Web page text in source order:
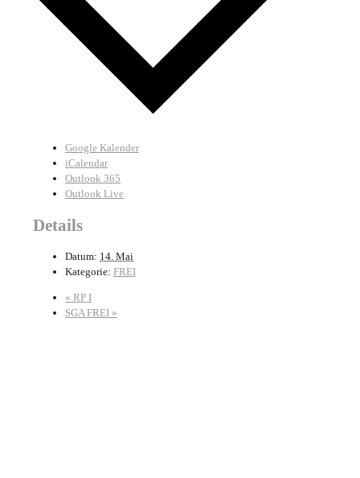
Google Kalender
iCalendar
Outlook 365
Outlook Live
Details
Datum: 14. Mai
Kategorie: FREI
« RP I
SGA FREI »